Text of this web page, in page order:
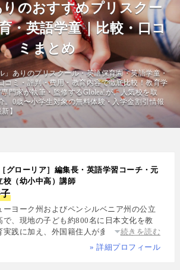
のおすすめプリスクー
・英語学童｜比較・口コ
ミまとめ
」ありのプリスクール・英語保育園・英語学童・
コミ・評判・費用・教育内容で徹底比較！教育学
門家が執筆・監修するGlolea!が、人気校を取
。0歳〜小学生対象の無料体験・入学金割引情報
新】
グローリア］編集長・英語学習コーチ・元
校（幼小中高）講師
ーヨーク州およびペンシルベニア州の公立
で、現地の子ども約800名に日本文化を教
実践に加え、外国籍住人が多数を占める多
アハウスで約5年間生活し、リアルな多文化
続きを読む
» 詳細プロフィール